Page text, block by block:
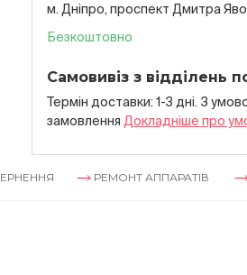
м. Дніпро, проспект Дмитра
Безкоштовно
Самовивіз з відділень
Термін доставки: 1-3 дні. З
замовлення Докладнiше про
РЕМОНТ АППАРАТІВ 14-